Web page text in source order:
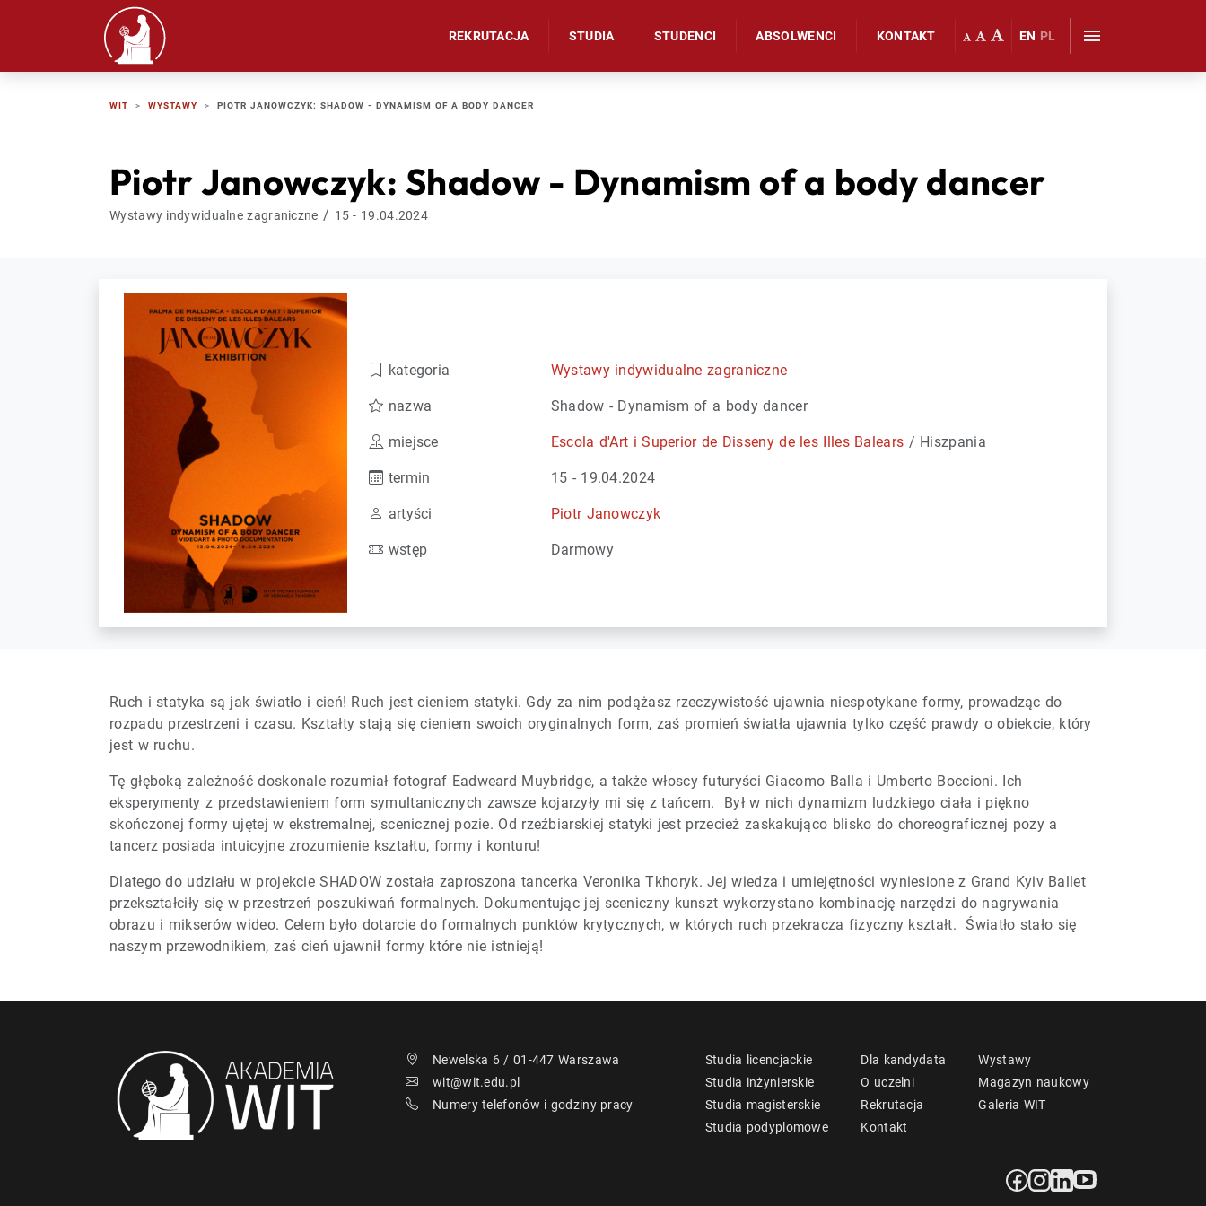
REKRUTACJA STUDIA STUDENCI ABSOLWENCI KONTAKT EN PL
WIT WYSTAWY PIOTR JANOWCZYK: SHADOW - DYNAMISM OF A BODY DANCER
Piotr Janowczyk: Shadow - Dynamism of a body dancer
Wystawy indywidualne zagraniczne / 15 - 19.04.2024
kategoria Wystawy indywidualne zagraniczne
nazwa Shadow - Dynamism of a body dancer
miejsce Escola d'Art i Superior de Disseny de les Illes Balears / Hiszpania
termin 15 - 19.04.2024
artyści Piotr Janowczyk
wstęp Darmowy
Ruch i statyka są jak światło i cień! Ruch jest cieniem statyki. Gdy za nim podążasz rzeczywistość ujawnia niespotykane formy, prowadząc do
rozpadu przestrzeni i czasu. Kształty stają się cieniem swoich oryginalnych form, zaś promień światła ujawnia tylko część prawdy o obiekcie, który
jest w ruchu.
Tę głęboką zależność doskonale rozumiał fotograf Eadweard Muybridge, a także włoscy futuryści Giacomo Balla i Umberto Boccioni. Ich
eksperymenty z przedstawieniem form symultanicznych zawsze kojarzyły mi się z tańcem. Był w nich dynamizm ludzkiego ciała i piękno
skończonej formy ujętej w ekstremalnej, scenicznej pozie. Od rzeźbiarskiej statyki jest przecież zaskakująco blisko do choreograficznej pozy a
tancerz posiada intuicyjne zrozumienie kształtu, formy i konturu!
Dlatego do udziału w projekcie SHADOW została zaproszona tancerka Veronika Tkhoryk. Jej wiedza i umiejętności wyniesione z Grand Kyiv Ballet
przekształciły się w przestrzeń poszukiwań formalnych. Dokumentując jej sceniczny kunszt wykorzystano kombinację narzędzi do nagrywania
obrazu i mikserów wideo. Celem było dotarcie do formalnych punktów krytycznych, w których ruch przekracza fizyczny kształt. Światło stało się
naszym przewodnikiem, zaś cień ujawnił formy które nie istnieją!
Newelska 6 / 01-447 Warszawa
wit@wit.edu.pl
Numery telefonów i godziny pracy
Studia licencjackie
Studia inżynierskie
Studia magisterskie
Studia podyplomowe
Dla kandydata
O uczelni
Rekrutacja
Kontakt
Wystawy
Magazyn naukowy
Galeria WIT